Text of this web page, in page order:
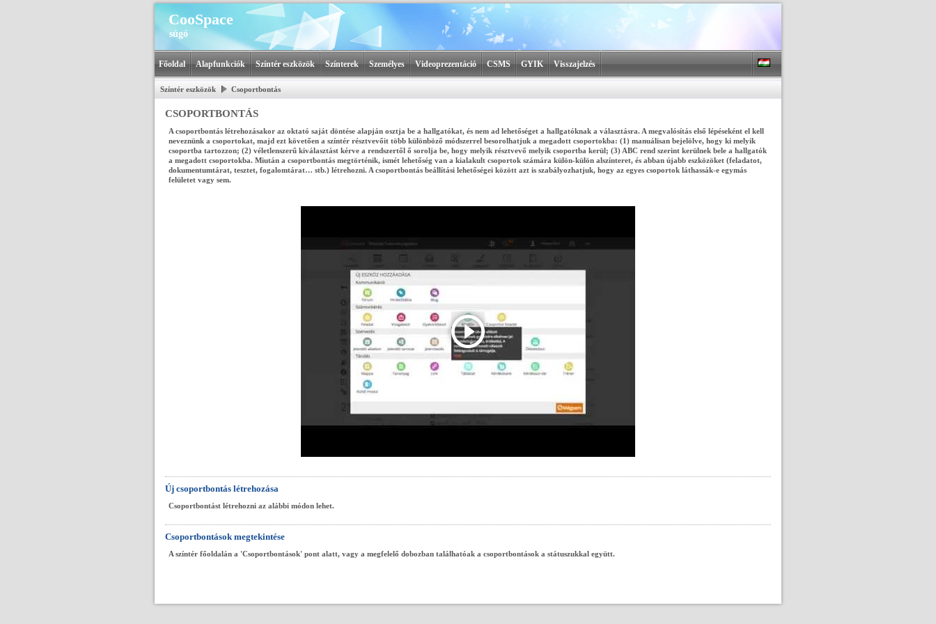
CooSpace
súgó
Főoldal Alapfunkciók Színtér eszközök Színterek Személyes Videoprezentáció CSMS GYIK Visszajelzés
Színtér eszközök Csoportbontás
CSOPORTBONTÁS
A csoportbontás létrehozásakor az oktató saját döntése alapján osztja be a hallgatókat, és nem ad lehetőséget a hallgatóknak a választásra. A megvalósítás első lépéseként el kell
neveznünk a csoportokat, majd ezt követően a színtér résztvevőit több különböző módszerrel besorolhatjuk a megadott csoportokba: (1) manuálisan bejelölve, hogy ki melyik
csoportba tartozzon; (2) véletlenszerű kiválasztást kérve a rendszertől ő sorolja be, hogy melyik résztvevő melyik csoportba kerül; (3) ABC rend szerint kerülnek bele a hallgatók
a megadott csoportokba. Miután a csoportbontás megtörténik, ismét lehetőség van a kialakult csoportok számára külön-külön alszínteret, és abban újabb eszközöket (feladatot,
dokumentumtárat, tesztet, fogalomtárat… stb.) létrehozni. A csoportbontás beállítási lehetőségei között azt is szabályozhatjuk, hogy az egyes csoportok láthassák-e egymás
felületet vagy sem.
Új csoportbontás létrehozása
Csoportbontást létrehozni az alábbi módon lehet.
Csoportbontások megtekintése
A színtér főoldalán a 'Csoportbontások' pont alatt, vagy a megfelelő dobozban találhatóak a csoportbontások a státuszukkal együtt.